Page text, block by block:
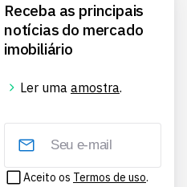
Receba as principais
notícias do mercado
imobiliário
Ler uma amostra.
Aceito os Termos de uso.